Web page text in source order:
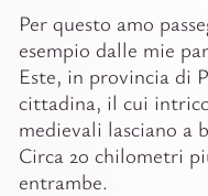
Per questo amo
esempio dalle mie
Este, in provincia di
cittadina, il cui
medievali lasciano a
Circa 20 chilometri
entrambe.